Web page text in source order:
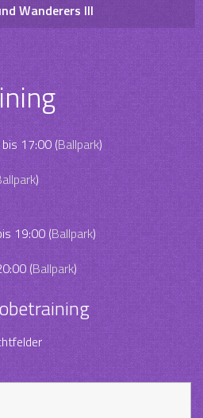
Wanderers III
17:00 (Ballpark)
)
19:00 (Ballpark)
(Ballpark)